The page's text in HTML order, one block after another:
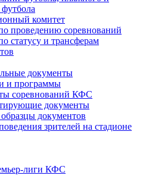
комитет
проведению соревнований
статусу и трансферам
документы
и программы
соревнований КФС
документы
документов
зрителей на стадионе
лиги КФС